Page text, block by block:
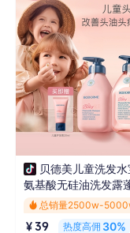
总销量 10w-25w
7日销量 7.5w-10w
24小时销量
公开佣金 35%
加选品车
贝德美儿童洗发
氨基酸无硅油洗发露
顺留香
总销量2500w-
￥39 热度高佣 30%